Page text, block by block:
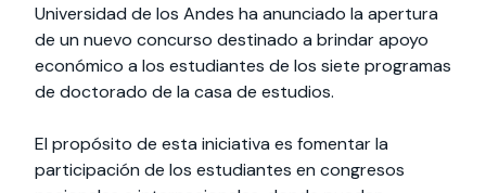
Universidad de los Andes ha anunciado la apertura
de un nuevo concurso destinado a brindar apoyo
económico a los estudiantes de los siete programas
de doctorado de la casa de estudios.
El propósito de esta iniciativa es fomentar la
participación de los estudiantes en congresos